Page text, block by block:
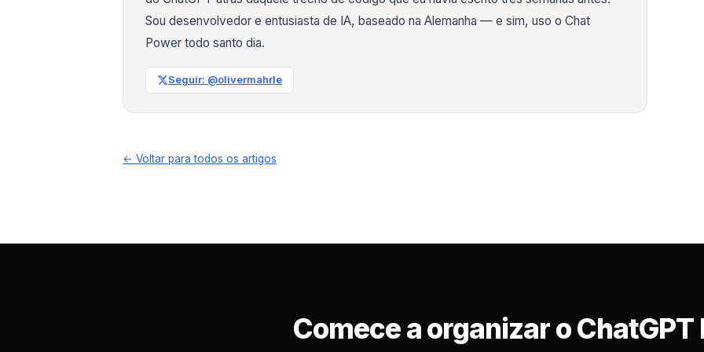
Sou desenvolvedor e entusiasta de IA, baseado na Alemanha — e sim, uso o Chat
Power todo santo dia.
Seguir: @olivermahrle
← Voltar para todos os artigos
Comece a organizar o ChatGPT